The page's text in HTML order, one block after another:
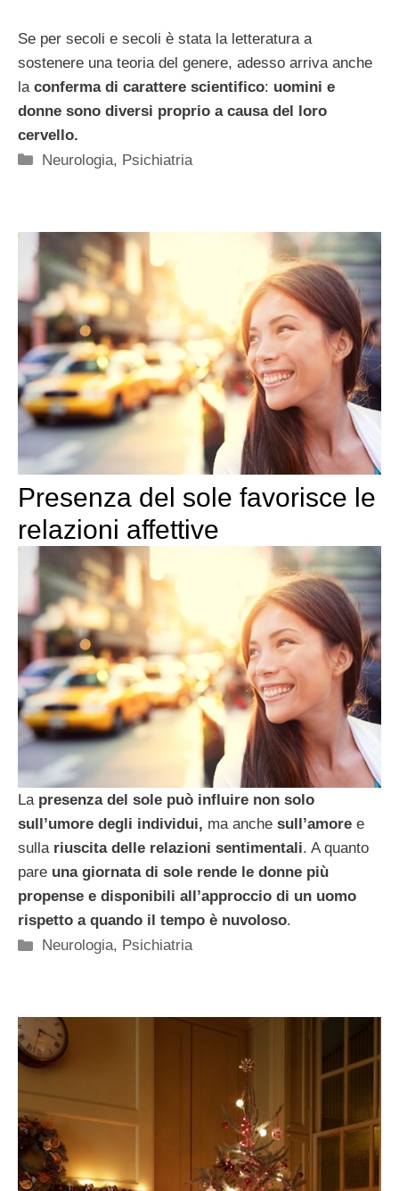
Se per secoli e secoli è stata la letteratura a
sostenere una teoria del genere, adesso arriva anche
la conferma di carattere scientifico: uomini e
donne sono diversi proprio a causa del loro
cervello.
Categorie
Neurologia, Psichiatria
Presenza del sole favorisce le
relazioni affettive
Lapresenza del sole può influire non solo
sull’umore degli individui, ma anche sull’amore e
sullariuscita delle relazioni sentimentali. A quanto
pare una giornata di sole rende le donne più
propense e disponibili all’approccio di un uomo
rispetto a quando il tempo è nuvoloso.
Categorie
Neurologia, Psichiatria